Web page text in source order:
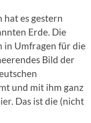
hat es gestern
Erde. Die
in Umfragen für die
Bild der
und mit ihm ganz
Das ist die (nicht